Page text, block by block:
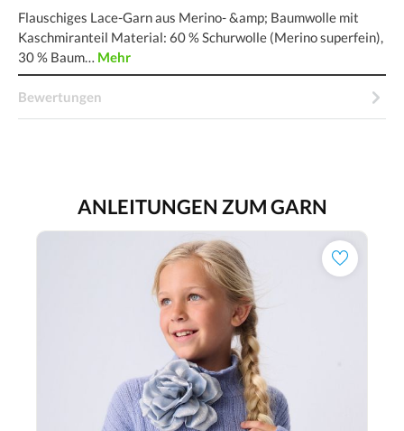
Flauschiges Lace-Garn aus Merino- &amp; Baumwolle mit
Kaschmiranteil Material: 60 % Schurwolle (Merino superfein),
30 % Baum… Mehr
Bewertungen
ANLEITUNGEN ZUM GARN